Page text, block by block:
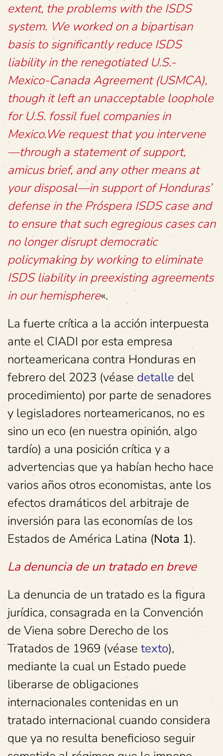
extent, the problems with the ISDS
system. We worked on a bipartisan
basis to significantly reduce ISDS
liability in the renegotiated U.S.-
Mexico-Canada Agreement (USMCA),
though it left an unacceptable loophole
for U.S. fossil fuel companies in
Mexico.We request that you intervene
—through a statement of support,
amicus brief, and any other means at
your disposal—in support of Honduras’
defense in the Próspera ISDS case and
to ensure that such egregious cases can
no longer disrupt democratic
policymaking by working to eliminate
ISDS liability in preexisting agreements
in our hemisphere«.
La fuerte crítica a la acción interpuesta
ante el CIADI por esta empresa
norteamericana contra Honduras en
febrero del 2023 (véase detalle del
procedimiento) por parte de senadores
y legisladores norteamericanos, no es
sino un eco (en nuestra opinión, algo
tardío) a una posición crítica y a
advertencias que ya habían hecho hace
varios años otros economistas, ante los
efectos dramáticos del arbitraje de
inversión para las economías de los
Estados de América Latina (Nota 1).
La denuncia de un tratado en breve
La denuncia de un tratado es la figura
jurídica, consagrada en la Convención
de Viena sobre Derecho de los
Tratados de 1969 (véase texto),
mediante la cual un Estado puede
liberarse de obligaciones
internacionales contenidas en un
tratado internacional cuando considera
que ya no resulta beneficioso seguir